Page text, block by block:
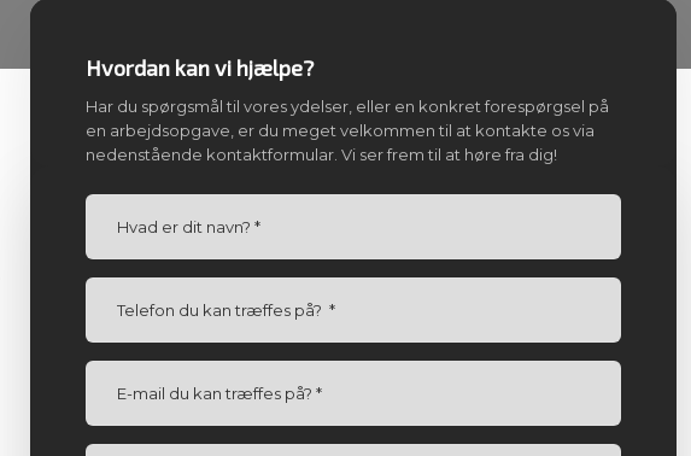
Hvordan kan vi hjælpe?
Har du spørgsmål til vores ydelser, eller en konkret forespørgsel på
en arbejdsopgave, er du meget velkommen til at kontakte os via
nedenstående kontaktformular. Vi ser frem til at høre fra dig!